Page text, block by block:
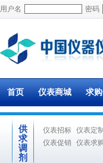
用户名 密码
首页 仪表商城 求
供
求
调
剂
仪表招标 仪表定制
仪表促销
仪表求